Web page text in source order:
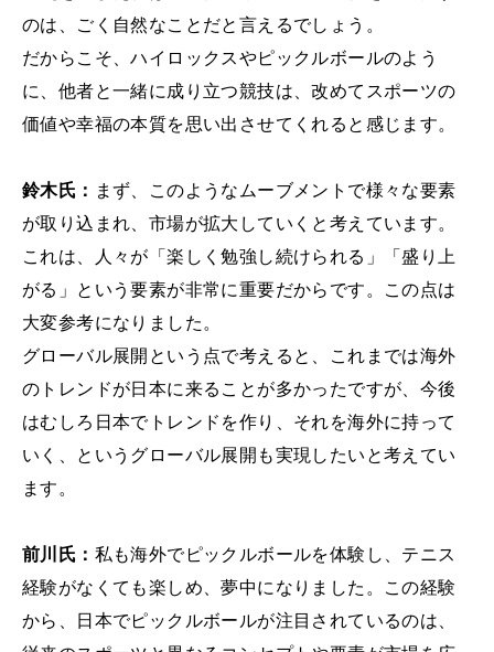
のは、ごく自然なことだと言えるでしょう。
だからこそ、ハイロックスやピックルボールのよう
に、他者と一緒に成り立つ競技は、改めてスポーツの
価値や幸福の本質を思い出させてくれると感じます。
鈴木氏： まず、このようなムーブメントで様々な要素
が取り込まれ、市場が拡大していくと考えています。
これは、人々が「楽しく勉強し続けられる」「盛り上
がる」という要素が非常に重要だからです。この点は
大変参考になりました。
グローバル展開という点で考えると、これまでは海外
のトレンドが日本に来ることが多かったですが、今後
はむしろ日本でトレンドを作り、それを海外に持って
いく、というグローバル展開も実現したいと考えてい
ます。
前川氏： 私も海外でピックルボールを体験し、テニス
経験がなくても楽しめ、夢中になりました。この経験
から、日本でピックルボールが注目されているのは、